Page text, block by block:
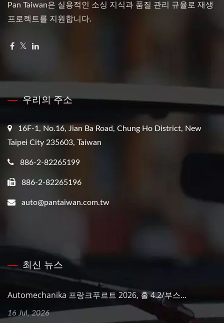
Pan Taiwan은 실용적인 소싱 지식과 품질 관리 규율로 재생
프로젝트를 지원합니다.
우리의 주소
16F-1, No.16, Jian Ba Road, Chung Ho District, New
Taipei City 235603, Taiwan
886-2-82265199
886-2-82265196
auto@pantaiwan.com.tw
최신 뉴스
Automechanika 프랑크푸르트 2026, 홀 4.2/부스...
16 Jul, 2026